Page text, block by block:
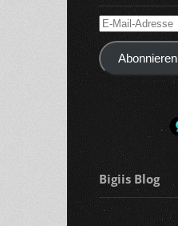
E-
Mail-
AdresseAbonnieren
Bigiis Blog